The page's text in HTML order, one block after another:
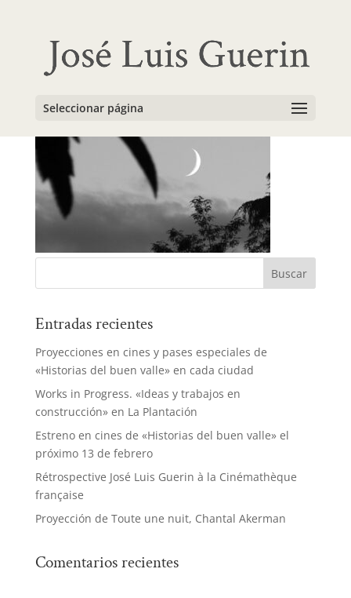
Seleccionar página
photos1
Entradas recientes
Proyecciones en cines y pases especiales de
«Historias del buen valle» en cada ciudad
Works in Progress. «Ideas y trabajos en
construcción» en La Plantación
Estreno en cines de «Historias del buen valle» el
próximo 13 de febrero
Rétrospective José Luis Guerin à la Cinémathèque
française
Proyección de Toute une nuit, Chantal Akerman
Comentarios recientes